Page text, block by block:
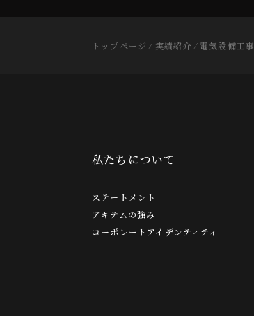
トップページ ⁄ 実績紹介 ⁄電気設備工事
私たちについて
ステートメント
アキテムの強み
コーポレートアイデンティティ